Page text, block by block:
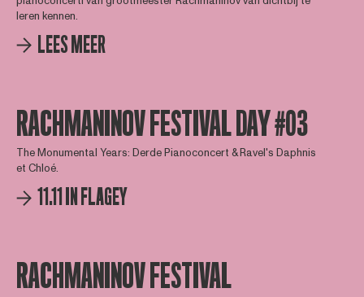
leren kennen.
LEES MEER
RACHMANINOV FESTIVAL DAY #03
The Monumental Years: Derde Pianoconcert & Ravel's Daphnis
et Chloé.
11.11 IN FLAGEY
RACHMANINOV FESTIVAL